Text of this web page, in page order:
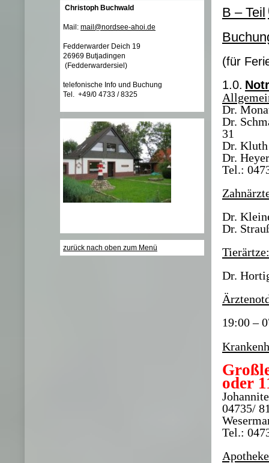
B – Teil
(für
1.0.
Dr.
Dr.
31
Dr. Kluth
Dr.
Tel.:
Dr.
Dr.
Tierärtze:
Dr.
19:00 –
oder
04735/
Tel.:
Christoph Buchwald
Mail: mail@nordsee-ahoi.de
Fedderwarder Deich 19
26969 Butjadingen
(Fedderwardersiel)
telefonische Info und Buchung
Tel. +49/0 4733 / 8325
zurück nach oben zum Menü